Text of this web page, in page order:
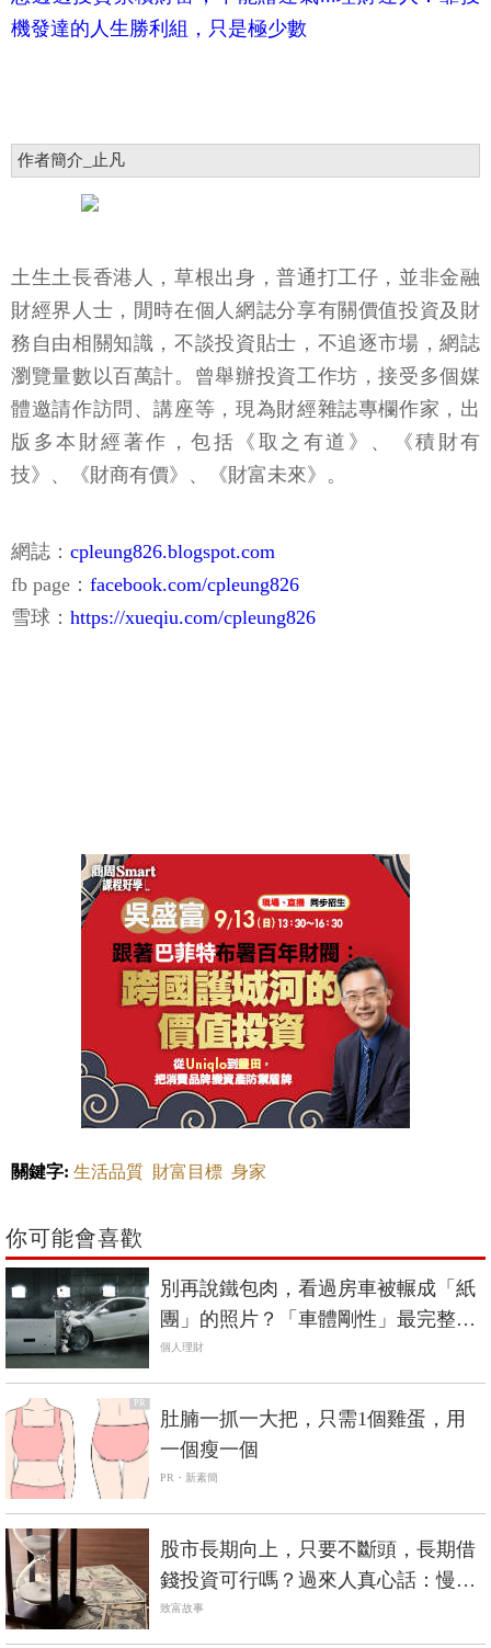
機發達的人生勝利組，只是極少數
作者簡介_止凡
土生土長香港人，草根出身，普通打工仔，並非金融
財經界人士，閒時在個人網誌分享有關價值投資及財
務自由相關知識，不談投資貼士，不追逐市場，網誌
瀏覽量數以百萬計。曾舉辦投資工作坊，接受多個媒
體邀請作訪問、講座等，現為財經雜誌專欄作家，出
版多本財經著作，包括《取之有道》、《積財有
技》、《財商有價》、《財富未來》。
網誌： cpleung826.blogspot.com
fb page： facebook.com/cpleung826
雪球： https://xueqiu.com/cpleung826
關鍵字: 生活品質 財富目標 身家
你可能會喜歡
別再說鐵包肉，看過房車被輾成「紙
團」的照片？「車體剛性」最完整解
析《中價位進口車篇》
個人理財
PR
肚腩一抓一大把，只需1個雞蛋，用
一個瘦一個
PR・新素簡
股市長期向上，只要不斷頭，長期借
錢投資可行嗎？過來人真心話：慢慢
來比較快
致富故事